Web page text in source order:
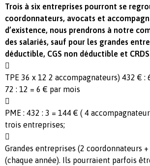
Trois à six entreprises pourront se
coordonnateurs, avocats et
d’existence, nous prendrons à notre
des salariés, sauf pour les grandes
déductible, CGS non déductible et

TPE 36 x 12 2 accompagnateurs) 432 €
72 : 12 = 6 € par mois

PME : 432 : 3 = 144 € ( 4
trois entreprises;

Grandes entreprises (2 coordonnateurs
(chaque année). Ils pourraient parfois